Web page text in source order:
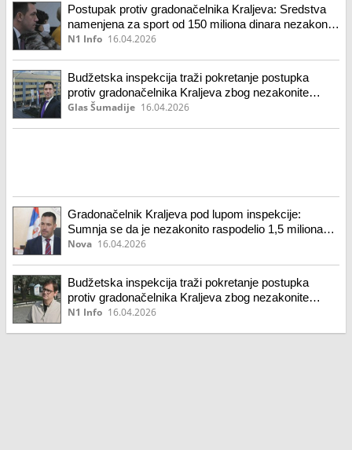
Postupak protiv gradonačelnika Kraljeva: Sredstva
namenjena za sport od 150 miliona dinara nezakonito
raspodeljena
N1 Info 16.04.2026
Budžetska inspekcija traži pokretanje postupka
protiv gradonačelnika Kraljeva zbog nezakonite
raspodele 1,5 miliona evra
Glas Šumadije 16.04.2026
Gradonačelnik Kraljeva pod lupom inspekcije:
Sumnja se da je nezakonito raspodelio 1,5 miliona
evra
Nova 16.04.2026
Budžetska inspekcija traži pokretanje postupka
protiv gradonačelnika Kraljeva zbog nezakonite
raspodele 1,5 miliona evra
N1 Info 16.04.2026